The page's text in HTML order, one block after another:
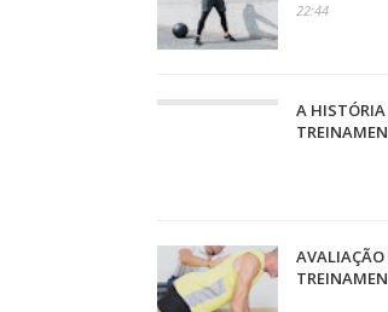
22:44
A